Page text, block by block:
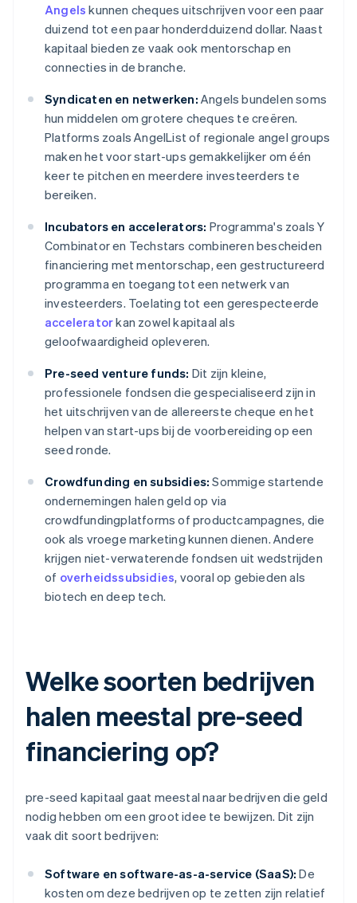
Angels kunnen cheques uitschrijven voor een paar
duizend tot een paar honderdduizend dollar. Naast
kapitaal bieden ze vaak ook mentorschap en
connecties in de branche.
Syndicaten en netwerken: Angels bundelen soms
hun middelen om grotere cheques te creëren.
Platforms zoals AngelList of regionale angel groups
maken het voor start-ups gemakkelijker om één
keer te pitchen en meerdere investeerders te
bereiken.
Incubators en accelerators: Programma's zoals Y
Combinator en Techstars combineren bescheiden
financiering met mentorschap, een gestructureerd
programma en toegang tot een netwerk van
investeerders. Toelating tot een gerespecteerde
acceleratorkan zowel kapitaal als
geloofwaardigheid opleveren.
Pre-seed venture funds: Dit zijn kleine,
professionele fondsen die gespecialiseerd zijn in
het uitschrijven van de allereerste cheque en het
helpen van start-ups bij de voorbereiding op een
seed ronde.
Crowdfunding en subsidies: Sommige startende
ondernemingen halen geld op via
crowdfundingplatforms of productcampagnes, die
ook als vroege marketing kunnen dienen. Andere
krijgen niet-verwaterende fondsen uit wedstrijden
of overheidssubsidies, vooral op gebieden als
biotech en deep tech.
Welke soorten bedrijven
halen meestal pre-seed
financiering op?
pre-seed kapitaal gaat meestal naar bedrijven die geld
nodig hebben om een groot idee te bewijzen. Dit zijn
vaak dit soort bedrijven:
Software en software-as-a-service (SaaS): De
kosten om deze bedrijven op te zetten zijn relatief